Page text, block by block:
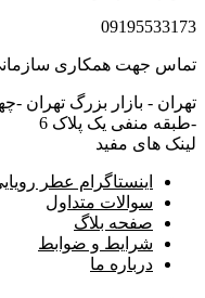
09195533173
تماس جهت همکاری
تهران - بازار بزرگ تهران
-طبقه منفی یک پلاک 6
لینک های مفید
اینستاگرام عطر
سوالات متداول
صفحه بلاگ
شرایط و ضوابط
درباره ما